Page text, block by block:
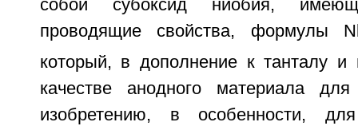
собой субоксид ниобия,
проводящие свойства, формулы
который, в дополнение к танталу и
качестве анодного материала
изобретению, в особенности,